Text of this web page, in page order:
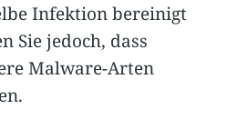
Infektion bereinigt
Sie jedoch, dass
Malware-Arten